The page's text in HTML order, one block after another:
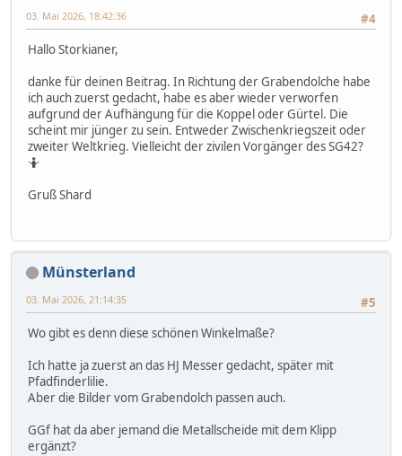
#4
03. Mai 2026, 18:42:36
Hallo Storkianer,
danke für deinen Beitrag. In Richtung der Grabendolche habe
ich auch zuerst gedacht, habe es aber wieder verworfen
aufgrund der Aufhängung für die Koppel oder Gürtel. Die
scheint mir jünger zu sein. Entweder Zwischenkriegszeit oder
zweiter Weltkrieg. Vielleicht der zivilen Vorgänger des SG42?
🤷
Gruß Shard
Münsterland
#5
03. Mai 2026, 21:14:35
Wo gibt es denn diese schönen Winkelmaße?
Ich hatte ja zuerst an das HJ Messer gedacht, später mit
Pfadfinderlilie.
Aber die Bilder vom Grabendolch passen auch.
GGf hat da aber jemand die Metallscheide mit dem Klipp
ergänzt?